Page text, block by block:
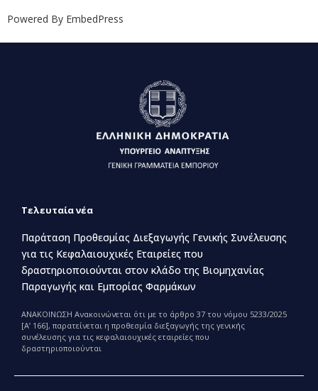
Powered By EmbedPress
Τελευταία νέα
Παράταση Προθεσμίας Διεξαγωγής Γενικής Συνέλευσης
για τις Κεφαλαιουχικές Εταιρείες που
δραστηριοποιούνται στον κλάδο της Βιομηχανίας
Παραγωγής και Εμπορίας Φαρμάκων
ΑΝΑΚΟΙΝΩΣΗ Ανακοινώνεται ότι με το άρθρο 37 του νόμου 5233/2025
[Α’ 166], παρατείνεται η προθεσμία διεξαγωγής της γενικής
συνέλευσης για τις κεφαλαιουχικές εταιρείες που
δραστηριοποιούνται